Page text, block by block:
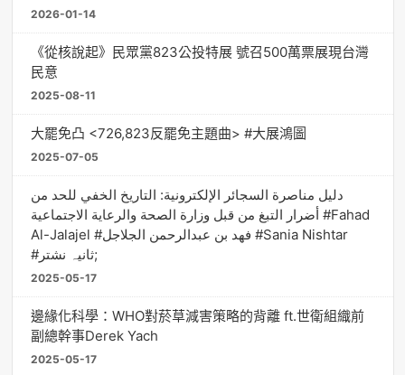
2026-01-14
《從核說起》民眾黨823公投特展 號召500萬票展現台灣
民意
2025-08-11
大罷免凸 <726,823反罷免主題曲> #大展鴻圖
2025-07-05
دليل مناصرة السجائر الإلكترونية: التاريخ الخفي للحد من
أضرار التبغ من قبل وزارة الصحة والرعاية الاجتماعية #Fahad
Al-Jalajel #فهد بن عبدالرحمن الجلاجل #Sania Nishtar
#ثانیہ نشتر;
2025-05-17
邊緣化科學：WHO對菸草減害策略的背離 ft.世衛組織前
副總幹事Derek Yach
2025-05-17